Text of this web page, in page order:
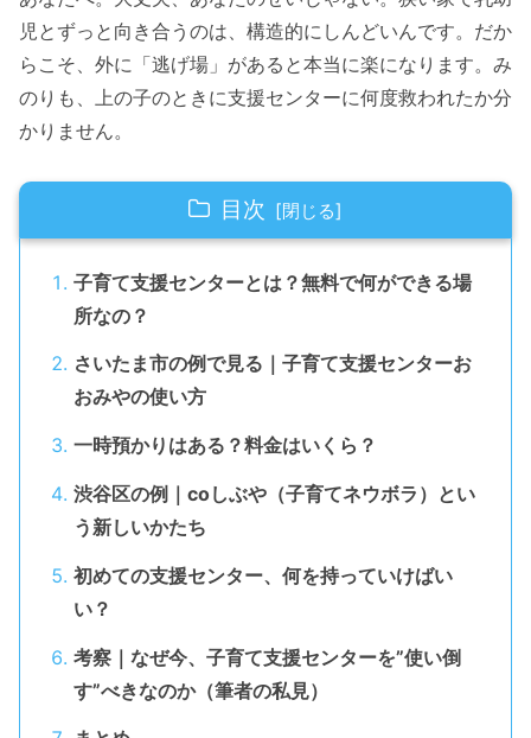
児とずっと向き合うのは、構造的にしんどいんです。だか
らこそ、外に「逃げ場」があると本当に楽になります。み
のりも、上の子のときに支援センターに何度救われたか分
かりません。
目次
子育て支援センターとは？無料で何ができる場
所なの？
さいたま市の例で見る｜子育て支援センターお
おみやの使い方
一時預かりはある？料金はいくら？
渋谷区の例｜coしぶや（子育てネウボラ）とい
う新しいかたち
初めての支援センター、何を持っていけばい
い？
考察｜なぜ今、子育て支援センターを”使い倒
す”べきなのか（筆者の私見）